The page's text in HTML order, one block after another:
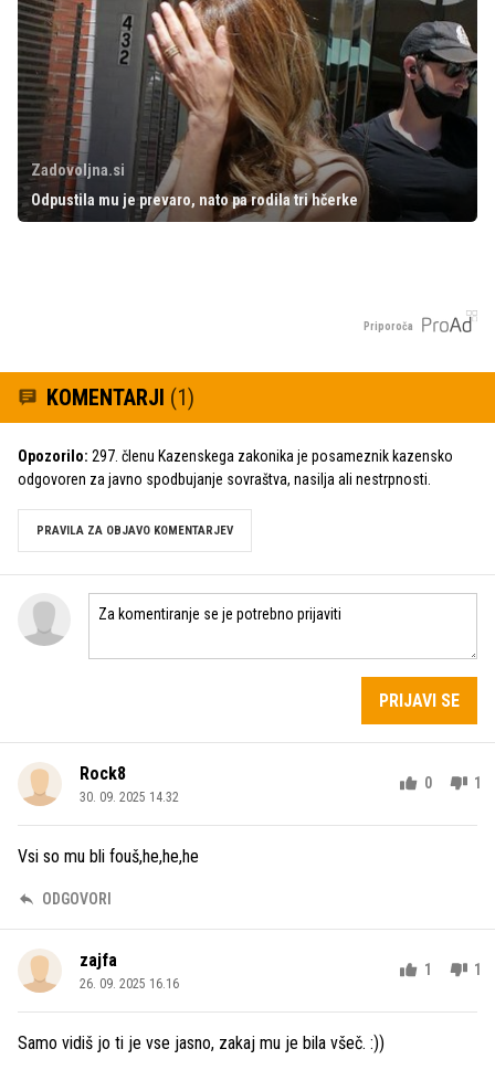
Zadovoljna.si
Odpustila mu je prevaro, nato pa rodila tri hčerke
Priporoča
KOMENTARJI (1)
Opozorilo: 297. členu Kazenskega zakonika je posameznik kazensko
odgovoren za javno spodbujanje sovraštva, nasilja ali nestrpnosti.
PRAVILA ZA OBJAVO KOMENTARJEV
PRIJAVI SE
Rock8
30. 09. 2025 14.32
0 1
Vsi so mu bli fouš,he,he,he
ODGOVORI
zajfa
26. 09. 2025 16.16
1 1
Samo vidiš jo ti je vse jasno, zakaj mu je bila všeč. :))